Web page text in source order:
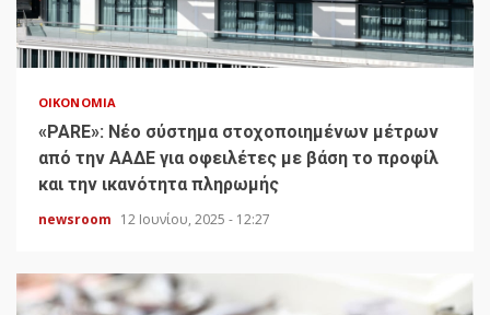
ΟΙΚΟΝΟΜΊΑ
«PARE»: Νέο σύστημα στοχοποιημένων μέτρων
από την ΑΑΔΕ για οφειλέτες με βάση το προφίλ
και την ικανότητα πληρωμής
newsroom 12 Ιουνίου, 2025 - 12:27